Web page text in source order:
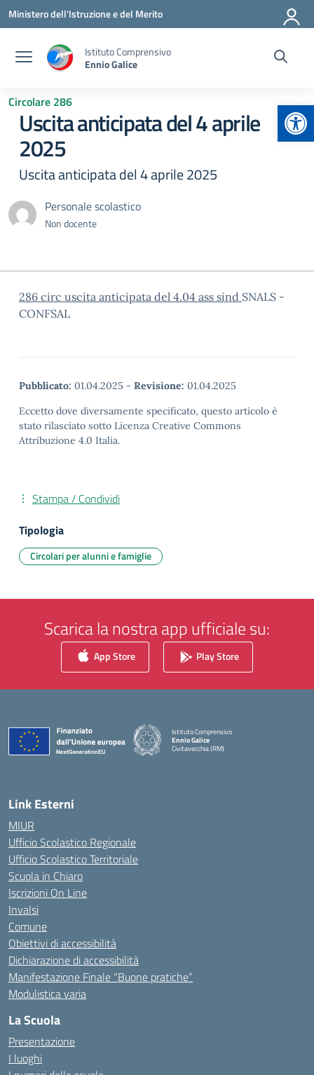
Vai ai contenuti
Vai al menu di navigazione
Vai al footer
Ministero dell'Istruzione e del Merito
Istituto Comprensivo
Ennio Galice
Circolare 286
Uscita anticipata del 4 aprile
2025
Uscita anticipata del 4 aprile 2025
Personale scolastico
Non docente
286 circ uscita anticipata del 4.04 ass sind SNALS -
CONFSAL
Pubblicato: 01.04.2025 - Revisione: 01.04.2025
Eccetto dove diversamente specificato, questo articolo è
stato rilasciato sotto Licenza Creative Commons
Attribuzione 4.0 Italia.
Stampa / Condividi
Tipologia
Circolari per alunni e famiglie
Scarica la nostra app ufficiale su:
App Store Play Store
Istituto Comprensivo
Ennio Galice
Civitavecchia (RM)
Link Esterni
MIUR
Ufficio Scolastico Regionale
Ufficio Scolastico Territoriale
Scuola in Chiaro
Iscrizioni On Line
Invalsi
Comune
Obiettivi di accessibilità
Dichiarazione di accessibilità
Manifestazione Finale “Buone pratiche”
Modulistica varia
La Scuola
Presentazione
I luoghi